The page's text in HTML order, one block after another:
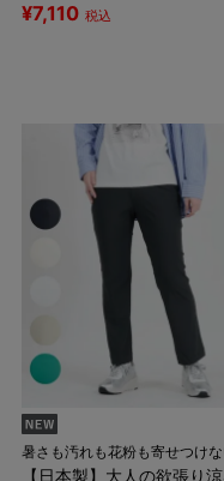
¥7,110 税込
暑さも汚れも花粉も寄せつけな
【日本製】大人の欲張り